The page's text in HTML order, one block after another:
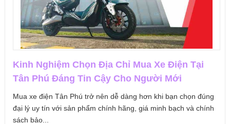
Kinh Nghiệm Chọn Địa Chỉ Mua Xe Điện Tại
Tân Phú Đáng Tin Cậy Cho Người Mới
Mua xe điện Tân Phú trở nên dễ dàng hơn khi bạn chọn đúng
đại lý uy tín với sản phẩm chính hãng, giá minh bạch và chính
sách bảo...